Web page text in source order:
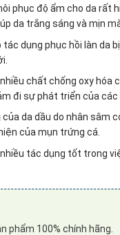
phục độ ẩm cho da rất
da trắng sáng và mịn
tác dụng phục hồi làn da
chất chống oxy
đi sự phát triển của các
da dầu do nhân sâm
của mụn trứng cá.
tác dụng tốt trong
phẩm 100% chính hãng.